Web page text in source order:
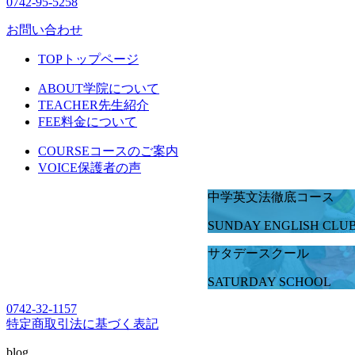
お問い合わせ
TOP トップページ
ABOUT学院について
TEACHER先生紹介
FEE料金について
COURSEコースのご案内
VOICE保護者の声
中学英文法徹底コース
SUNDAY ENGLISH
サタデースクール
SATURDAY SCHOOL
0742-32-1157
特定商取引法に基づく表記
blog